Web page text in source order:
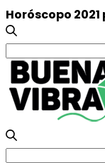
Horóscopo
Search
for:
Search